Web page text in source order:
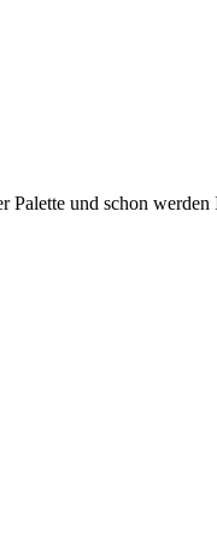
Palette und schon